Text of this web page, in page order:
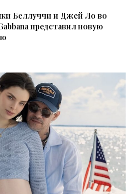
Беллуччи и Джей Ло во
представил новую